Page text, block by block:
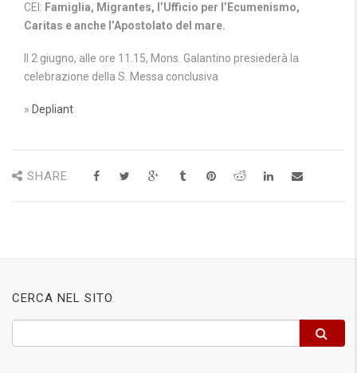
CEI: Famiglia, Migrantes, l’Ufficio per l’Ecumenismo,
Caritas e anche l’Apostolato del mare.
Il 2 giugno, alle ore 11.15, Mons. Galantino presiederà la
celebrazione della S. Messa conclusiva
» Depliant
SHARE
CERCA NEL SITO